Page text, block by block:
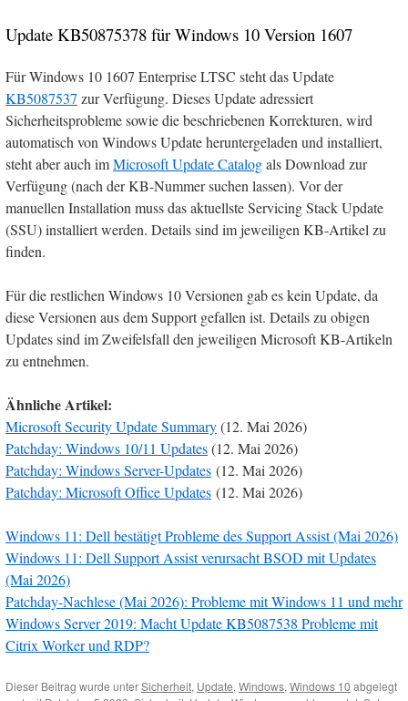
Update KB50875378 für Windows 10 Version 1607
Für Windows 10 1607 Enterprise LTSC steht das Update
KB5087537 zur Verfügung. Dieses Update adressiert
Sicherheitsprobleme sowie die beschriebenen Korrekturen, wird
automatisch von Windows Update heruntergeladen und installiert,
steht aber auch imMicrosoft Update Catalogals Download zur
Verfügung (nach der KB-Nummer suchen lassen). Vor der
manuellen Installation muss das aktuellste Servicing Stack Update
(SSU) installiert werden. Details sind im jeweiligen KB-Artikel zu
finden.
Für die restlichen Windows 10 Versionen gab es kein Update, da
diese Versionen aus dem Support gefallen ist. Details zu obigen
Updates sind im Zweifelsfall den jeweiligen Microsoft KB-Artikeln
zu entnehmen.
Ähnliche Artikel:
Microsoft Security Update Summary(12. Mai 2026)
Patchday: Windows 10/11 Updates(12. Mai 2026)
Patchday: Windows Server-Updates (12. Mai 2026)
Patchday: Microsoft Office Updates (12. Mai 2026)
Windows 11: Dell bestätigt Probleme des Support Assist (Mai 2026)
Windows 11: Dell Support Assist verursacht BSOD mit Updates
(Mai 2026)
Patchday-Nachlese (Mai 2026): Probleme mit Windows 11 und mehr
Windows Server 2019: Macht Update KB5087538 Probleme mit
Citrix Worker und RDP?
Dieser Beitrag wurde unterSicherheit, Update, Windows, Windows 10 abgelegt